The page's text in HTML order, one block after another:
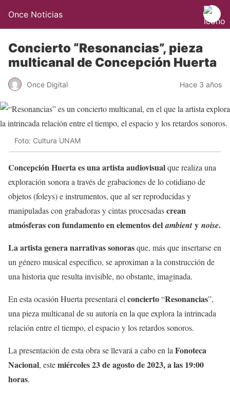
Once Noticias
Concierto “Resonancias”, pieza
multicanal de Concepción Huerta
Once Digital Hace 3 años
Foto: Cultura UNAM
Concepción Huerta es una artista audiovisualque realiza una
exploración sonora a través de grabaciones de lo cotidiano de
objetos (foleys) e instrumentos, que al ser reproducidas y
manipuladas con grabadoras y cintas procesadascrean
atmósferas confundamento en elementos delambienty noise.
La artista genera narrativas sonorasque, más que insertarse en
un género musical específico, se aproximan a la construcción de
una historia que resulta invisible, no obstante, imaginada.
En esta ocasión Huerta presentará el concierto“Resonancias”,
una pieza multicanal de su autoría en la que explora la intrincada
relación entre el tiempo, el espacio y los retardos sonoros.
La presentación de esta obra se llevará a cabo en la Fonoteca
Nacional, estemiércoles 23 de agosto de 2023, a las 19:00
horas.